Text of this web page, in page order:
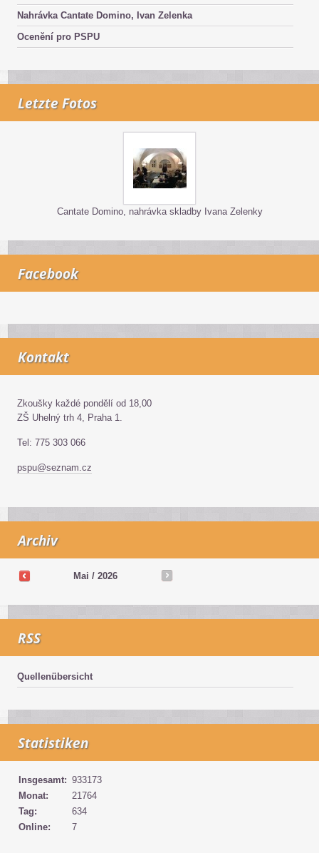
Nahrávka Cantate Domino, Ivan Zelenka
Ocenění pro PSPU
Letzte Fotos
Cantate Domino, nahrávka skladby Ivana Zelenky
Facebook
Kontakt
Zkoušky každé pondělí od 18,00
ZŠ Uhelný trh 4, Praha 1.
Tel: 775 303 066
pspu@seznam.cz
Archiv
Mai / 2026
RSS
Quellenübersicht
Statistiken
Online: 7
Insgesamt: 933173
Monat:
21764
Tag:
634